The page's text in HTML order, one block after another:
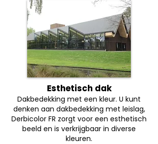
Esthetisch dak
Dakbedekking met een kleur. U kunt
denken aan dakbedekking met leislag,
Derbicolor FR zorgt voor een esthetisch
beeld en is verkrijgbaar in diverse
kleuren.